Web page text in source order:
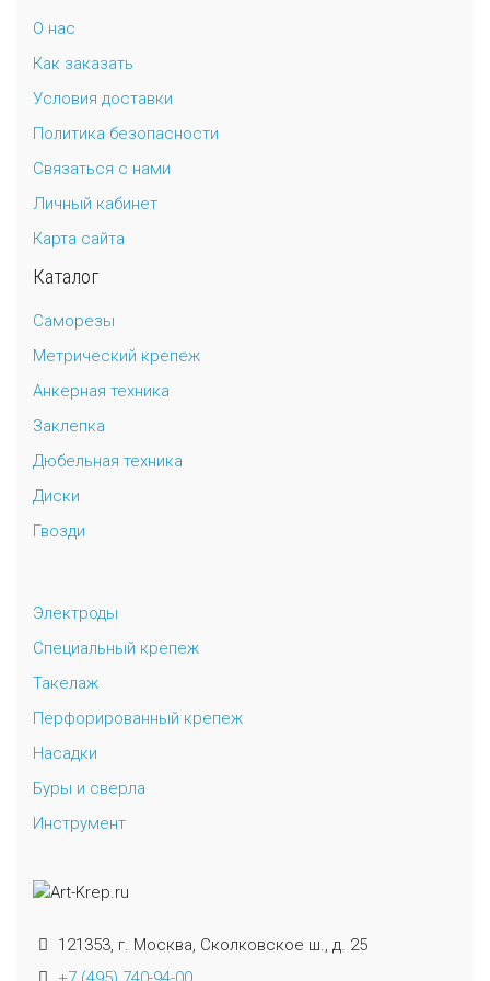
121353, г. Москва, Сколковское ш., д. 25
О нас
Как заказать
Условия доставки
Политика безопасности
Связаться с нами
Личный кабинет
Карта сайта
Каталог
Саморезы
Метрический крепеж
Анкерная техника
Заклепка
Дюбельная техника
Диски
Гвозди
Электроды
Специальный крепеж
Такелаж
Перфорированный крепеж
Насадки
Буры и сверла
Инструмент